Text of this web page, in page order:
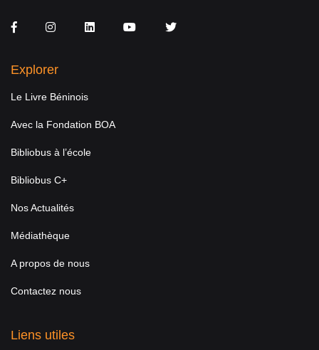
FacebookInstagramLinkedInYou TubeTwitter
Explorer
Le Livre Béninois
Avec la Fondation BOA
Bibliobus à l’école
Bibliobus C+
Nos Actualités
Médiathèque
A propos de nous
Contactez nous
Liens utiles